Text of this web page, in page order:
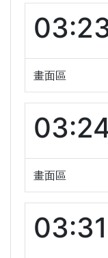
畫面區
畫面區